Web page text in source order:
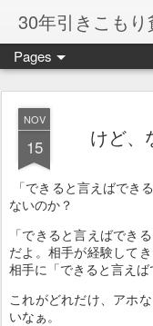
30年引きこも
Pages
NOV
15 けど、
「できると言えばでき
ないのか？
「できると言えばでき
だよ。相手が経験して
相手に「できると言えば
これがどれだけ、アホ
いなぁ。